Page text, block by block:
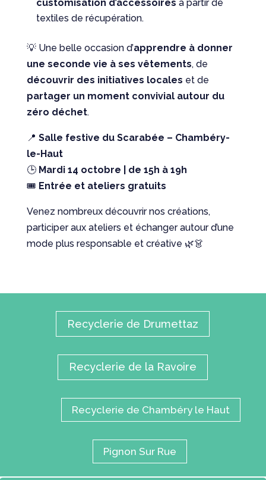
customisation d’accessoires à partir de
textiles de récupération.
💡 Une belle occasion d’apprendre à donner
une seconde vie à ses vêtements, de
découvrir des initiatives locales et de
partager un moment convivial autour du
zéro déchet.
📍 Salle festive du Scarabée – Chambéry-
le-Haut
🕒 Mardi 14 octobre | de 15h à 19h
🎟️ Entrée et ateliers gratuits
Venez nombreux découvrir nos créations,
participer aux ateliers et échanger autour d’une
mode plus responsable et créative 🌿👗
Recyclerie de Drumettaz
Recyclerie de la Ravoire
Recyclerie de Chambéry le Haut
Pignon Sur Rue